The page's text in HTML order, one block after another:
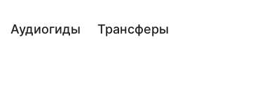
Аудиогиды Трансферы